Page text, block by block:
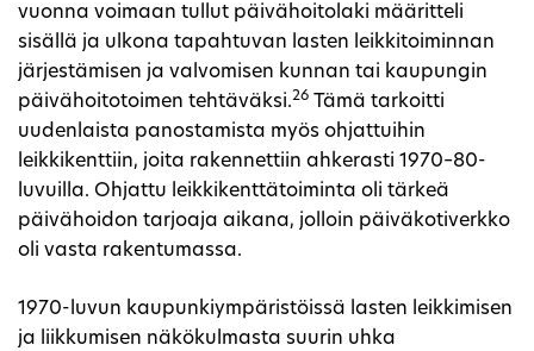
vuonna voimaan tullut päivähoitolaki määritteli
sisällä ja ulkona tapahtuvan lasten leikkitoiminnan
järjestämisen ja valvomisen kunnan tai kaupungin
päivähoitotoimen tehtäväksi.26
Tämä tarkoitti
uudenlaista panostamista myös ohjattuihin
leikkikenttiin, joita rakennettiin ahkerasti 1970–80-
luvuilla. Ohjattu leikkikenttätoiminta oli tärkeä
päivähoidon tarjoaja aikana, jolloin päiväkotiverkko
oli vasta rakentumassa.
1970-luvun kaupunkiympäristöissä lasten leikkimisen
ja liikkumisen näkökulmasta suurin uhka